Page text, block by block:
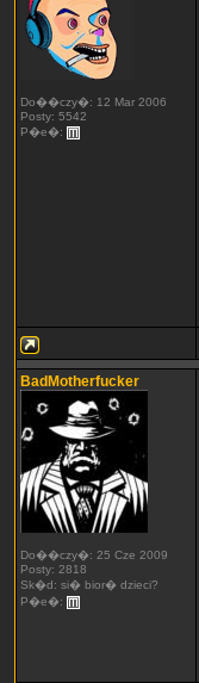
Do��czy�: 12 Mar 2006
Posty: 5542
P�e�:
BadMotherfucker
Do��czy�: 25 Cze 2009
Posty: 2818
Sk�d: si� bior� dzieci?
P�e�: